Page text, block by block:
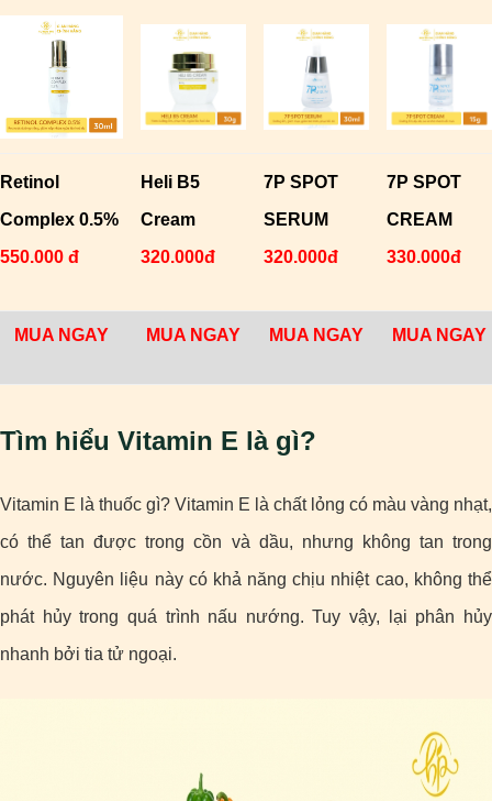
Retinol
Complex 0.5%
550.000 đ
Heli B5
Cream
320.000đ
7P SPOT
SERUM
320.000đ
7P SPOT
CREAM
330.000đ
MUA NGAY MUA NGAY MUA NGAY MUA NGAY
Tìm hiểu Vitamin E là gì?
Vitamin E là thuốc gì? Vitamin E là chất lỏng có màu vàng nhạt,
có thể tan được trong cồn và dầu, nhưng không tan trong
nước. Nguyên liệu này có khả năng chịu nhiệt cao, không thể
phát hủy trong quá trình nấu nướng. Tuy vậy, lại phân hủy
nhanh bởi tia tử ngoại.